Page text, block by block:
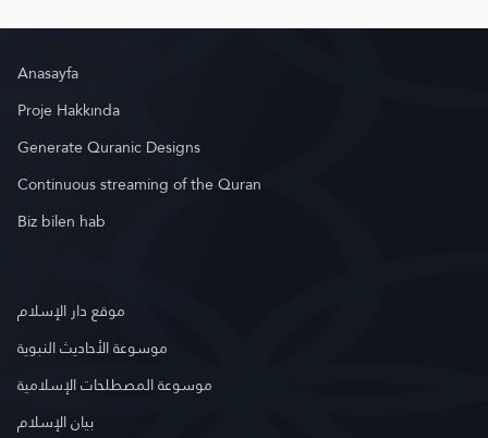
Anasayfa
Proje Hakkında
Generate Quranic Designs
Continuous streaming of the Quran
Biz bilen hab
موقع دار الإسلام
موسوعة الأحاديث النبوية
موسوعة المصطلحات الإسلامية
بيان الإسلام